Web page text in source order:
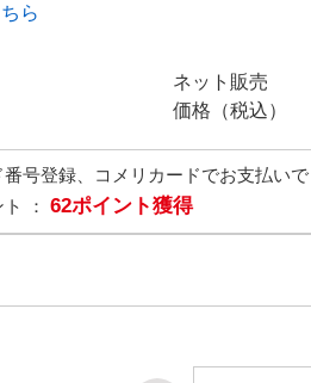
ら
ネット販売
価格（税込）
番号登録、コメリカードでお支払いで
： 62ポイント獲得